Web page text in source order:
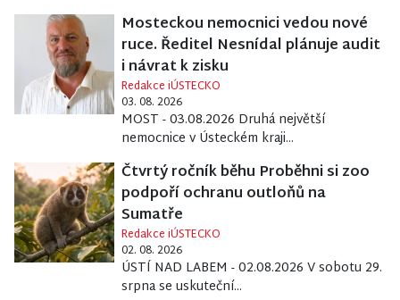
Mosteckou nemocnici vedou nové
ruce. Ředitel Nesnídal plánuje audit
i návrat k zisku
Redakce iÚSTECKO
03. 08. 2026
MOST - 03.08.2026 Druhá největší
nemocnice v Ústeckém kraji...
Čtvrtý ročník běhu Proběhni si zoo
podpoří ochranu outloňů na
Sumatře
Redakce iÚSTECKO
02. 08. 2026
ÚSTÍ NAD LABEM - 02.08.2026 V sobotu 29.
srpna se uskuteční...